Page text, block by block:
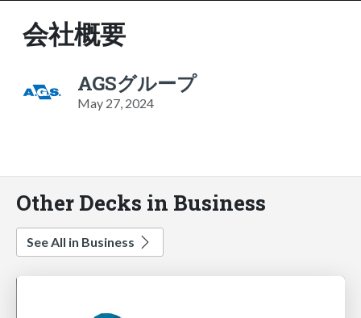
会社概要
AGSグループ
May 27, 2024
Other Decks in Business
See All in Business